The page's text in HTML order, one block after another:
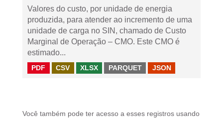
Valores do custo, por unidade de energia
produzida, para atender ao incremento de uma
unidade de carga no SIN, chamado de Custo
Marginal de Operação – CMO. Este CMO é
estimado...
PDF CSV XLSX PARQUET JSON
Você também pode ter acesso a esses registros usando